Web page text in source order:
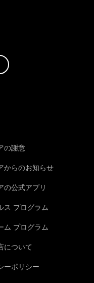
の謝意
からのお知らせ
の公式アプリ
ス プログラム
ム プログラム
について
ーポリシー